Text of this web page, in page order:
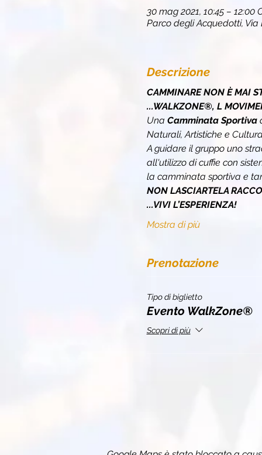
30 mag 2021, 10:45 – 12:00
Parco degli Acquedotti, Via
Descrizione
CAMMINARE NON È MAI
...WALKZONE®, L
Una Camminata Sportiva
Naturali, Artistiche e
A guidare il gruppo uno
all'utilizzo di cuffie con
la camminata sportiva e
NON LASCIARTELA
...VIVI L’ESPERIENZA!
Mostra di più
Prenotazione
Tipo di biglietto
Evento WalkZone®
Scopri di più